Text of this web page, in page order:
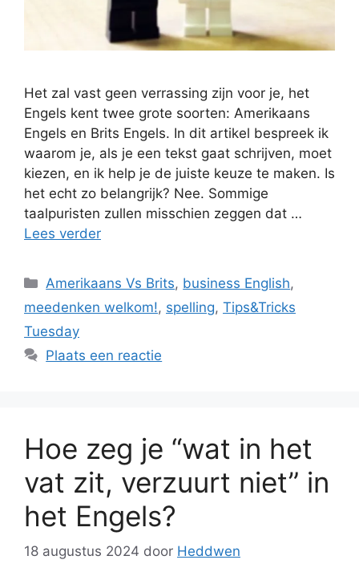
Het zal vast geen verrassing zijn voor je, het
Engels kent twee grote soorten: Amerikaans
Engels en Brits Engels. In dit artikel bespreek ik
waarom je, als je een tekst gaat schrijven, moet
kiezen, en ik help je de juiste keuze te maken. Is
het echt zo belangrijk? Nee. Sommige
taalpuristen zullen misschien zeggen dat …
Lees verder
Categorieën
Amerikaans Vs Brits, business English,
meedenken welkom!, spelling, Tips&Tricks
Tuesday
Plaats een reactie
Hoe zeg je “wat in het
vat zit, verzuurt niet” in
het Engels?
18 augustus 2024 door Heddwen